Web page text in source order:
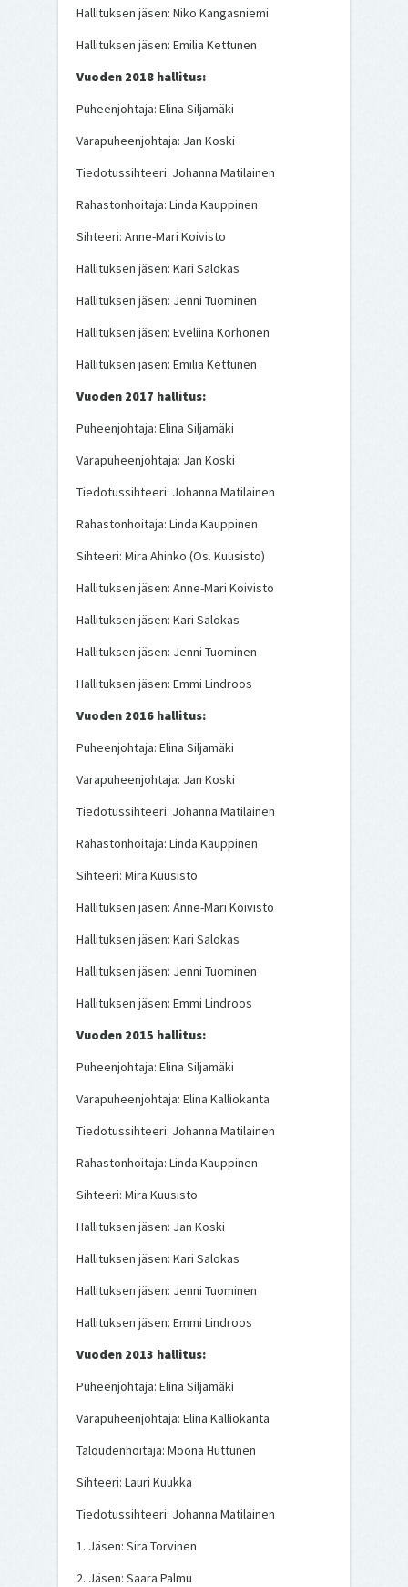
Hallituksen jäsen: Niko Kangasniemi
Hallituksen jäsen: Emilia Kettunen
Vuoden 2018 hallitus:
Puheenjohtaja: Elina Siljamäki
Varapuheenjohtaja: Jan Koski
Tiedotussihteeri: Johanna Matilainen
Rahastonhoitaja: Linda Kauppinen
Sihteeri: Anne-Mari Koivisto
Hallituksen jäsen: Kari Salokas
Hallituksen jäsen: Jenni Tuominen
Hallituksen jäsen: Eveliina Korhonen
Hallituksen jäsen: Emilia Kettunen
Vuoden 2017 hallitus:
Puheenjohtaja: Elina Siljamäki
Varapuheenjohtaja: Jan Koski
Tiedotussihteeri: Johanna Matilainen
Rahastonhoitaja: Linda Kauppinen
Sihteeri: Mira Ahinko (Os. Kuusisto)
Hallituksen jäsen: Anne-Mari Koivisto
Hallituksen jäsen: Kari Salokas
Hallituksen jäsen: Jenni Tuominen
Hallituksen jäsen: Emmi Lindroos
Vuoden 2016 hallitus:
Puheenjohtaja: Elina Siljamäki
Varapuheenjohtaja: Jan Koski
Tiedotussihteeri: Johanna Matilainen
Rahastonhoitaja: Linda Kauppinen
Sihteeri: Mira Kuusisto
Hallituksen jäsen: Anne-Mari Koivisto
Hallituksen jäsen: Kari Salokas
Hallituksen jäsen: Jenni Tuominen
Hallituksen jäsen: Emmi Lindroos
Vuoden 2015 hallitus:
Puheenjohtaja: Elina Siljamäki
Varapuheenjohtaja: Elina Kalliokanta
Tiedotussihteeri: Johanna Matilainen
Rahastonhoitaja: Linda Kauppinen
Sihteeri: Mira Kuusisto
Hallituksen jäsen: Jan Koski
Hallituksen jäsen: Kari Salokas
Hallituksen jäsen: Jenni Tuominen
Hallituksen jäsen: Emmi Lindroos
Vuoden 2013 hallitus:
Puheenjohtaja: Elina Siljamäki
Varapuheenjohtaja: Elina Kalliokanta
Taloudenhoitaja: Moona Huttunen
Sihteeri: Lauri Kuukka
Tiedotussihteeri: Johanna Matilainen
1. Jäsen: Sira Torvinen
2. Jäsen: Saara Palmu